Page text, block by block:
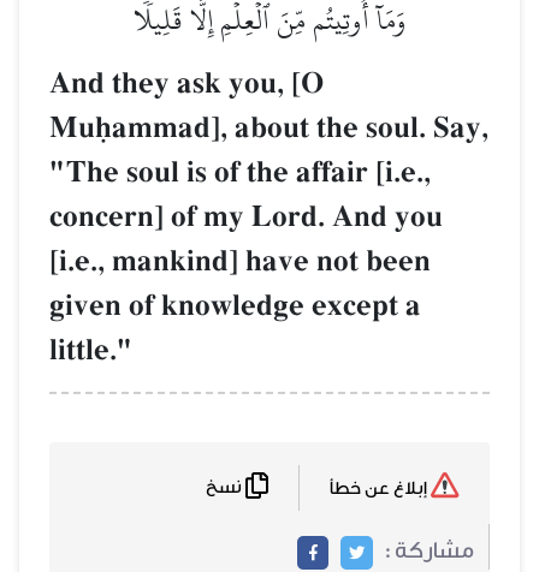
وَمَآ أُوتِيتُم مِّنَ ٱلۡعِلۡمِ إِلَّا قَلِيلٗا
And they ask you, [O
Muúammad], about the soul. Say,
"The soul is of the affair [i.e.,
concern] of my Lord. And you
[i.e., mankind] have not been
given of knowledge except a
little."
مشاركة :